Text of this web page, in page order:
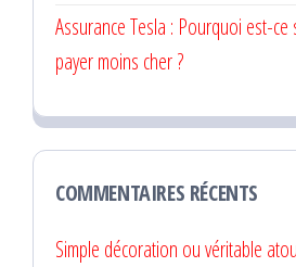
Assurance Tesla : Pourquoi est-ce
payer moins cher ?
COMMENTAIRES RÉCENTS
Simple décoration ou véritable